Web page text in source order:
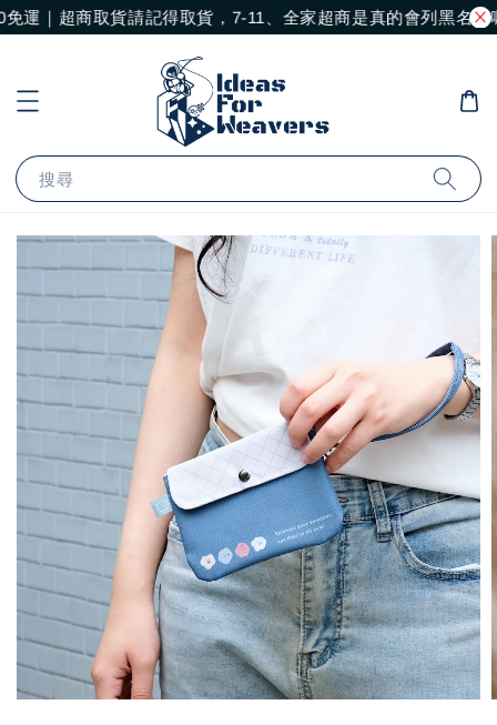
超商取貨請記得取貨，7-11、全家超商是真的會列黑名單喔｜
搜尋